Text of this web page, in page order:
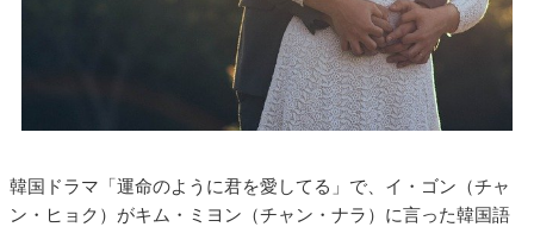
韓国ドラマ「運命のように君を愛してる」で、イ・ゴン（チャ
ン・ヒョク）がキム・ミヨン（チャン・ナラ）に言った韓国語